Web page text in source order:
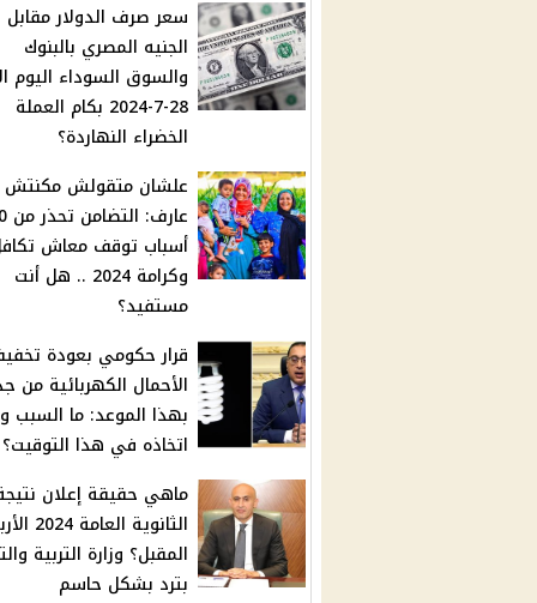
سعر صرف الدولار مقابل
الجنيه المصري بالبنوك
والسوق السوداء اليوم
28-7-2024 بكام العملة
الخضراء النهاردة؟
علشان متقولش مكنتش
عارف:
أسباب توقف معاش
وكرامة 2024 .. هل أنت
مستفيد؟
قرار حكومي بعودة
الأحمال الكهربائية من
بهذا الموعد: ما السبب
اتخاذه في هذا التوقيت؟
ماهي حقيقة إعلان
الثانوية
المقبل؟ وزارة التربية
بترد بشكل حاسم